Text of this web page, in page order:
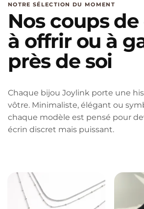
NOTRE SÉLECTION DU MOMENT
Nos coups
à offrir ou à
près de soi
Chaque bijou Joylink porte une
vôtre. Minimaliste, élégant ou
chaque modèle est pensé pour
écrin discret mais puissant.